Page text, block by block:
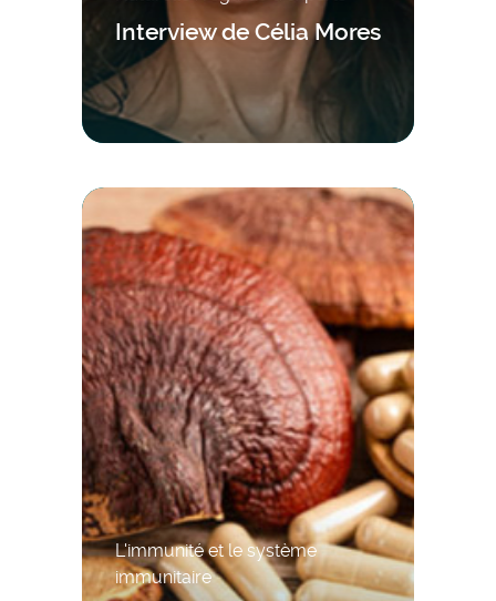
Interview de Célia Mores
L'immunité et le système
immunitaire